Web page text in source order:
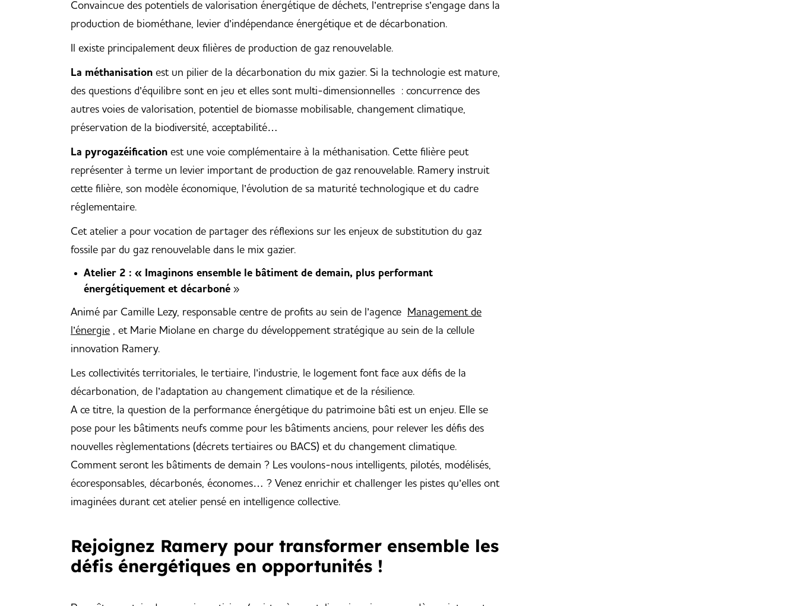
Convaincue des potentiels de valorisation énergétique de déchets, l’entreprise s’engage dans la
production de biométhane, levier d’indépendance énergétique et de décarbonation.
Il existe principalement deux filières de production de gaz renouvelable.
La méthanisation est un pilier de la décarbonation du mix gazier. Si la technologie est mature,
des questions d’équilibre sont en jeu et elles sont multi-dimensionnelles : concurrence des
autres voies de valorisation, potentiel de biomasse mobilisable, changement climatique,
préservation de la biodiversité, acceptabilité…
La pyrogazéification est une voie complémentaire à la méthanisation. Cette filière peut
représenter à terme un levier important de production de gaz renouvelable. Ramery instruit
cette filière, son modèle économique, l’évolution de sa maturité technologique et du cadre
réglementaire.
Cet atelier a pour vocation de partager des réflexions sur les enjeux de substitution du gaz
fossile par du gaz renouvelable dans le mix gazier.
Atelier 2 : « Imaginons ensemble le bâtiment de demain, plus performant
énergétiquement et décarboné »
Animé par Camille Lezy, responsable centre de profits au sein de l’agence
Management de
l’énergie , et Marie Miolane en charge du développement stratégique au sein de la cellule
innovation Ramery.
Les collectivités territoriales, le tertiaire, l’industrie, le logement font face aux défis de la
décarbonation, de l’adaptation au changement climatique et de la résilience.
A ce titre, la question de la performance énergétique du patrimoine bâti est un enjeu. Elle se
pose pour les bâtiments neufs comme pour les bâtiments anciens, pour relever les défis des
nouvelles règlementations (décrets tertiaires ou BACS) et du changement climatique.
Comment seront les bâtiments de demain ? Les voulons-nous intelligents, pilotés, modélisés,
écoresponsables, décarbonés, économes… ? Venez enrichir et challenger les pistes qu’elles ont
imaginées durant cet atelier pensé en intelligence collective.
Rejoignez Ramery pour transformer ensemble les
défis énergétiques en opportunités !